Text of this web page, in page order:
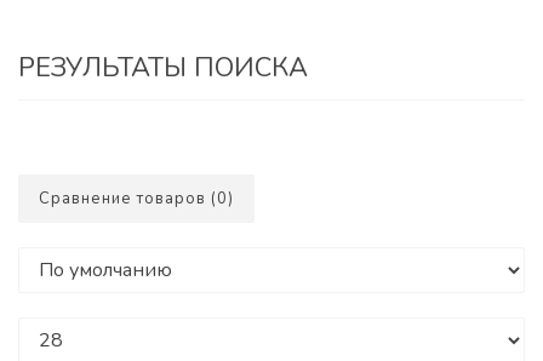
РЕЗУЛЬТАТЫ ПОИСКА
Сравнение товаров (0)